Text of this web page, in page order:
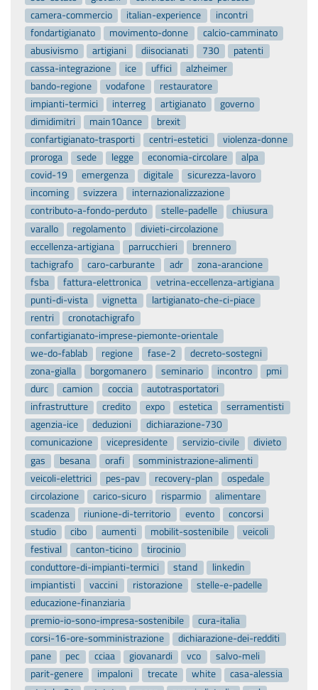
camera-commercio
italian-experience
incontri
fondartigianato
movimento-donne
calcio-camminato
abusivismo
artigiani diisocianati 730
patenti
cassa-integrazione
ice uffici
alzheimer
bando-regione
vodafone
restauratore
impianti-termici
interreg artigianato
governo
dimidimitri
main10ance
brexit
confartigianato-trasporti
centri-estetici
violenza-donne
proroga
sede legge economia-circolare
alpa
covid-19
emergenza digitale
sicurezza-lavoro
incoming
svizzera
internazionalizzazione
contributo-a-fondo-perduto
stelle-padelle
chiusura
varallo
regolamento
divieti-circolazione
eccellenza-artigiana
parrucchieri
brennero
tachigrafo
caro-carburante adr
zona-arancione
fsba
fattura-elettronica
vetrina-eccellenza-artigiana
punti-di-vista
vignetta
lartigianato-che-ci-piace
rentri
cronotachigrafo
confartigianato-imprese-piemonte-orientale
we-do-fablab
regione fase-2
decreto-sostegni
zona-gialla
borgomanero seminario incontro
pmi
durc
camion coccia
autotrasportatori
infrastrutture
credito expo estetica
serramentisti
agenzia-ice
deduzioni
dichiarazione-730
comunicazione
vicepresidente servizio-civile
divieto
gas
besana orafi
somministrazione-alimenti
veicoli-elettrici
pes-pav recovery-plan
ospedale
circolazione
carico-sicuro risparmio
alimentare
scadenza
riunione-di-territorio evento
concorsi
studio
cibo aumenti mobilit-sostenibile
veicoli
festival
canton-ticino
tirocinio
conduttore-di-impianti-termici
stand
linkedin
impiantisti
vaccini ristorazione
stelle-e-padelle
educazione-finanziaria
premio-io-sono-impresa-sostenibile
cura-italia
corsi-16-ore-somministrazione
dichiarazione-dei-redditi
pane
pec cciaa giovanardi vco
salvo-meli
parit-genere
impaloni trecate white
casa-alessia